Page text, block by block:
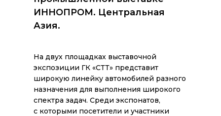
ИННОПРОМ. Центральная
Азия.
На двух площадках выставочной
экспозиции ГК «СТТ» представит
широкую линейку автомобилей разного
назначения для выполнения широкого
спектра задач. Среди экспонатов,
с которыми посетители и участники